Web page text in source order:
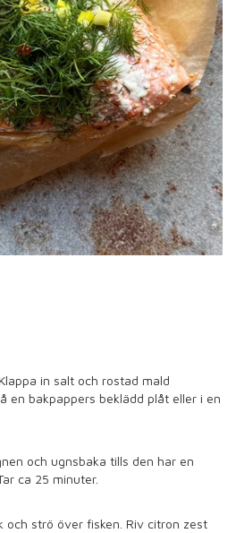
in salt och rostad mald
en bakpappers beklädd plåt eller i en
och ugnsbaka tills den har en
ca 25 minuter.
och strö över fisken. Riv citron zest